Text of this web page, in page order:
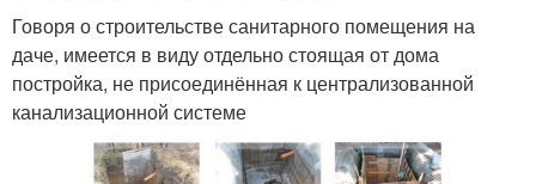
Говоря о строительстве санитарного помещения на
даче, имеется в виду отдельно стоящая от дома
постройка, не присоединённая к централизованной
канализационной системе